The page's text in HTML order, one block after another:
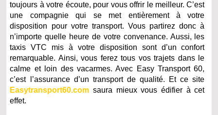
toujours à votre écoute, pour vous offrir le meilleur. C’est
une compagnie qui se met entièrement à votre
disposition pour votre transport. Vous partirez donc à
n’importe quelle heure de votre convenance. Aussi, les
taxis VTC mis à votre disposition sont d’un confort
remarquable. Ainsi, vous ferez tous vos trajets dans le
calme et loin des vacarmes. Avec Easy Transport 60,
c’est l’assurance d’un transport de qualité. Et ce site
Easytransport60.com saura mieux vous édifier à cet
effet.